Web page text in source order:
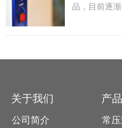
品，目前逐
现机器损坏
关于我们
公司简介
产
常